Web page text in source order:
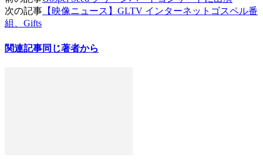
次の記事 【映像ニュース】GLTV インターネットゴスペル番
組、Gifts
関連記事同じ著者から